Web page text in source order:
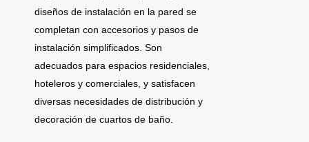
diseños de instalación en la pared se
completan con accesorios y pasos de
instalación simplificados. Son
adecuados para espacios residenciales,
hoteleros y comerciales, y satisfacen
diversas necesidades de distribución y
decoración de cuartos de baño.